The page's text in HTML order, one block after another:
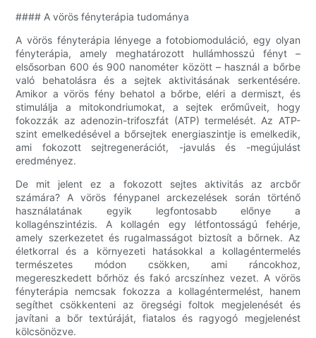
#### A vörös fényterápia tudománya
A vörös fényterápia lényege a fotobiomoduláció, egy olyan
fényterápia, amely meghatározott hullámhosszú fényt –
elsősorban 600 és 900 nanométer között – használ a bőrbe
való behatolásra és a sejtek aktivitásának serkentésére.
Amikor a vörös fény behatol a bőrbe, eléri a dermiszt, és
stimulálja a mitokondriumokat, a sejtek erőműveit, hogy
fokozzák az adenozin-trifoszfát (ATP) termelését. Az ATP-
szint emelkedésével a bőrsejtek energiaszintje is emelkedik,
ami fokozott sejtregenerációt, -javulás és -megújulást
eredményez.
De mit jelent ez a fokozott sejtes aktivitás az arcbőr
számára? A vörös fénypanel arckezelések során történő
használatának egyik legfontosabb előnye a
kollagénszintézis. A kollagén egy létfontosságú fehérje,
amely szerkezetet és rugalmasságot biztosít a bőrnek. Az
életkorral és a környezeti hatásokkal a kollagéntermelés
természetes módon csökken, ami ráncokhoz,
megereszkedett bőrhöz és fakó arcszínhez vezet. A vörös
fényterápia nemcsak fokozza a kollagéntermelést, hanem
segíthet csökkenteni az öregségi foltok megjelenését és
javítani a bőr textúráját, fiatalos és ragyogó megjelenést
kölcsönözve.